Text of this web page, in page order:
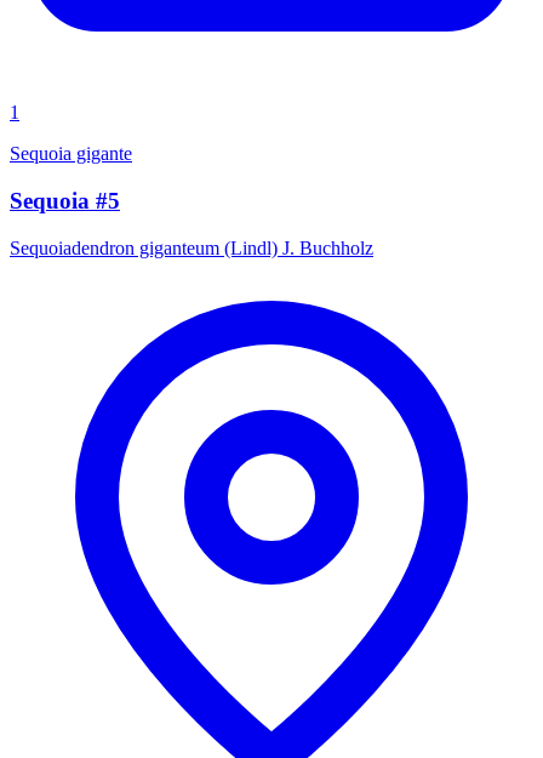
1
Sequoia gigante
Sequoia #5
Sequoiadendron giganteum (Lindl) J. Buchholz